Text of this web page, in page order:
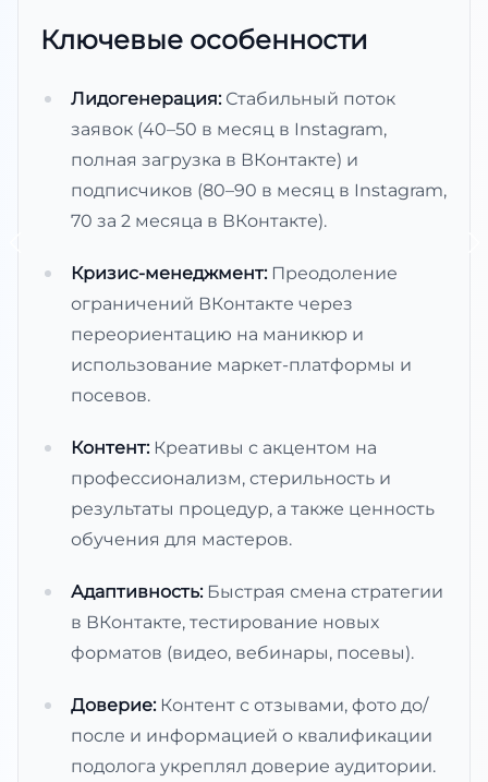
Ключевые особенности
Лидогенерация:Стабильный поток
заявок (40–50 в месяц в Instagram,
полная загрузка в ВКонтакте) и
подписчиков (80–90 в месяц в Instagram,
70 за 2 месяца в ВКонтакте).
Кризис-менеджмент:Преодоление
ограничений ВКонтакте через
переориентацию на маникюр и
использование маркет-платформы и
посевов.
Контент:Креативы с акцентом на
профессионализм, стерильность и
результаты процедур, а также ценность
обучения для мастеров.
Адаптивность:Быстрая смена стратегии
в ВКонтакте, тестирование новых
форматов (видео, вебинары, посевы).
Доверие:Контент с отзывами, фото до/
после и информацией о квалификации
подолога укреплял доверие аудитории.